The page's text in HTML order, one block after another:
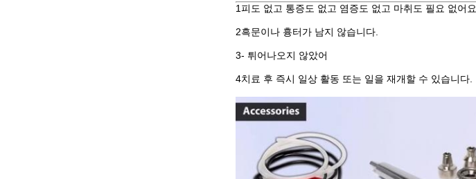
1피도 없고 통증도 없고 염증도 없고 마취도 필요 없어요
2흑문이나 흉터가 남지 않습니다.
3- 튀어나오지 않았어
4치료 후 즉시 일상 활동 또는 일을 재개할 수 있습니다.